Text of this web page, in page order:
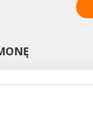
Kiekviena moteris bent
didelio pavojaus, tačiau
signalas. Kaip išgirsti